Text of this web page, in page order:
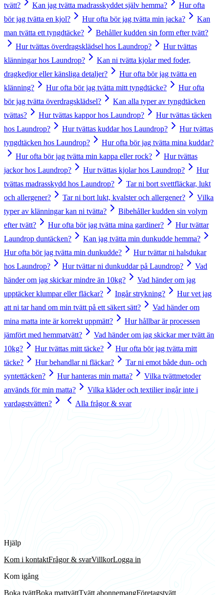
tvätt?
Kan jag tvätta madrasskyddet själv hemma?
Hur ofta
bör jag tvätta en kjol?
Hur ofta bör jag tvätta min jacka?
Kan
man tvätta ett tyngdtäcke?
Behåller kudden sin form efter tvätt?
Hur tvättas överdragsklädsel hos Laundrop?
Hur tvättas
klänningar hos Laundrop?
Kan ni tvätta kjolar med foder,
dragkedjor eller känsliga detaljer?
Hur ofta bör jag tvätta en
klänning?
Hur ofta bör jag tvätta mitt tyngdtäcke?
Hur ofta
bör jag tvätta överdragsklädsel?
Kan alla typer av tyngdtäcken
tvättas?
Hur tvättas kappor hos Laundrop?
Hur tvättas täcken
hos Laundrop?
Hur tvättas kuddar hos Laundrop?
Hur tvättas
tyngdtäcken hos Laundrop?
Hur ofta bör jag tvätta mina kuddar?
Hur ofta bör jag tvätta min kappa eller rock?
Hur tvättas
jackor hos Laundrop?
Hur tvättas kjolar hos Laundrop?
Hur
tvättas madrasskydd hos Laundrop?
Tar ni bort svettfläckar, lukt
och allergener?
Tar ni bort lukt, kvalster och allergener?
Vilka
typer av klänningar kan ni tvätta?
Bibehåller kudden sin volym
efter tvätt?
Hur ofta bör jag tvätta mina gardiner?
Hur tvättar
Laundrop duntäcken?
Kan jag tvätta min dunkudde hemma?
Hur ofta bör jag tvätta min dunkudde?
Hur tvättar ni halsdukar
hos Laundrop?
Hur tvättar ni dunkuddar på Laundrop?
Vad
händer om jag skickar mindre än 10kg?
Vad händer om jag
upptäcker klumpar eller fläckar?
Ingår strykning?
Hur vet jag
att ni tar hand om min tvätt på ett säkert sätt?
Vad händer om
mina matta inte är korrekt uppmätt?
Hur hållbar är processen
jämfört med hemmatvätt?
Vad händer om jag skickar mer tvätt än
10kg?
Hur tvättas mitt täcke?
Hur ofta bör jag tvätta mitt
täcke?
Hur behandlar ni fläckar?
Tar ni emot både dun- och
syntettäcken?
Hur hanteras min matta?
Vilka tvättmetoder
används för min matta?
Vilka kläder och textilier ingår inte i
vardagstvätten?
Alla frågor & svar
Hjälp
Kom i kontaktFrågor & svarVillkorLogga in
Kom igång
Boka tvättBoka mattvättTvätt abonnemangFöretagstvätt